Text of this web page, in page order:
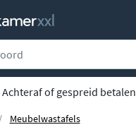
Achteraf of gespreid betalen
Meubelwastafels